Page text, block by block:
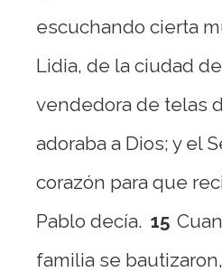
escuchando cierta
Lidia, de la ciudad
vendedora de telas
adoraba a Dios; y el
corazón para que
Pablo decía. 15
familia se